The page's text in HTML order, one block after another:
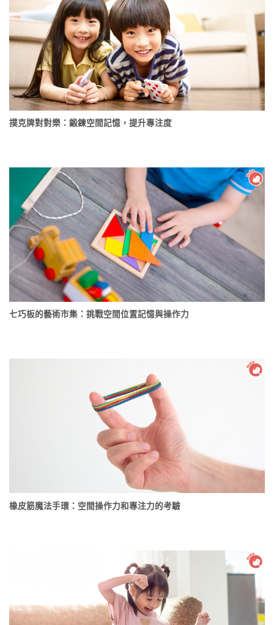
撲克牌對對樂：鍛鍊空間記憶，提升專注度
七巧板的藝術市集：挑戰空間位置記憶與操作力
橡皮筋魔法手環：空間操作力和專注力的考驗